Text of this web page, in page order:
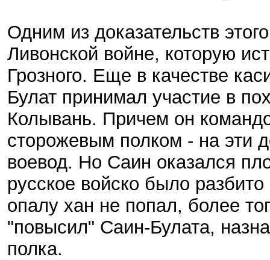
Одним из доказательств
Ливонской войне, которую
Грозного. Еще в качестве
Булат принимал участие в
Колывань. Причем он
сторожевым полком - на эти
воевод. Но Саин оказался
русское войско было
опалу хан не попал, более
"повысил" Саин-Булата,
полка.